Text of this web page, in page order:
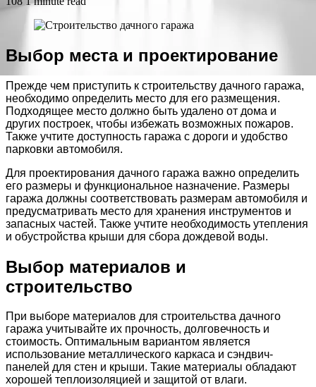
Выбор места и проектирование
Прежде чем приступить к строительству дачного гаража,
необходимо определить место для его размещения.
Подходящее место должно быть удалено от дома и
других построек, чтобы избежать возможных пожаров.
Также учтите доступность гаража с дороги и удобство
парковки автомобиля.
Для проектирования дачного гаража важно определить
его размеры и функциональное назначение. Размеры
гаража должны соответствовать размерам автомобиля и
предусматривать место для хранения инструментов и
запасных частей. Также учтите необходимость утепления
и обустройства крыши для сбора дождевой воды.
Выбор материалов и
строительство
При выборе материалов для строительства дачного
гаража учитывайте их прочность, долговечность и
стоимость. Оптимальным вариантом является
использование металлического каркаса и сэндвич-
панелей для стен и крыши. Такие материалы обладают
хорошей теплоизоляцией и защитой от влаги.